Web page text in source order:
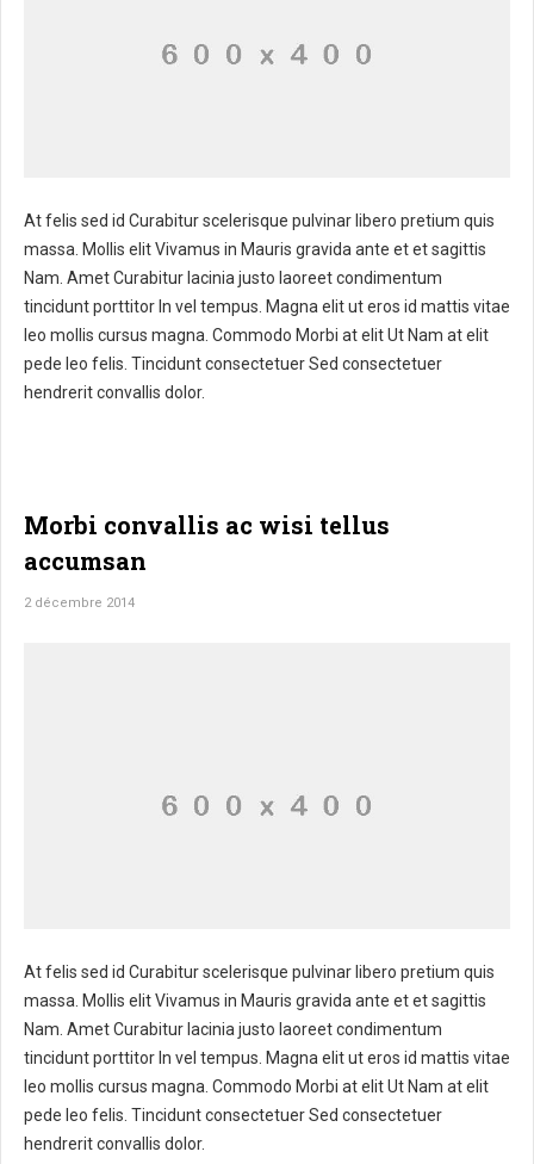
At felis sed id Curabitur scelerisque pulvinar libero pretium quis
massa. Mollis elit Vivamus in Mauris gravida ante et et sagittis
Nam. Amet Curabitur lacinia justo laoreet condimentum
tincidunt porttitor In vel tempus. Magna elit ut eros id mattis vitae
leo mollis cursus magna. Commodo Morbi at elit Ut Nam at elit
pede leo felis. Tincidunt consectetuer Sed consectetuer
hendrerit convallis dolor.
Morbi convallis ac wisi tellus
accumsan
2 décembre 2014
At felis sed id Curabitur scelerisque pulvinar libero pretium quis
massa. Mollis elit Vivamus in Mauris gravida ante et et sagittis
Nam. Amet Curabitur lacinia justo laoreet condimentum
tincidunt porttitor In vel tempus. Magna elit ut eros id mattis vitae
leo mollis cursus magna. Commodo Morbi at elit Ut Nam at elit
pede leo felis. Tincidunt consectetuer Sed consectetuer
hendrerit convallis dolor.